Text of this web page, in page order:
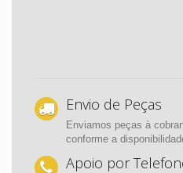
Envio de Peças
Enviamos peças à
conforme a
Apoio por